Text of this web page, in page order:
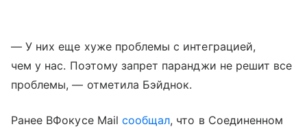
— У них еще хуже проблемы с интеграцией,
чем у нас. Поэтому запрет паранджи не решит все
проблемы, — отметила Бэйднок.
Ранее ВФокусе Mail сообщал, что в Соединенном